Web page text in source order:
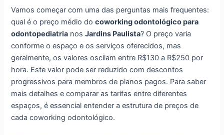
Vamos começar com uma das perguntas mais frequentes:
qual é o preço médio docoworking odontológico para
odontopediatria nosJardins Paulista? O preço varia
conforme o espaço e os serviços oferecidos, mas
geralmente, os valores oscilam entre R$130 a R$250 por
hora. Este valor pode ser reduzido com descontos
progressivos para membros de planos pagos. Para saber
mais detalhes e comparar as tarifas entre diferentes
espaços, é essencial entender a estrutura de preços de
cada coworking odontológico.